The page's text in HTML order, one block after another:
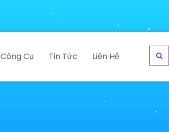
Công Cụ Tin Tức Liên Hệ